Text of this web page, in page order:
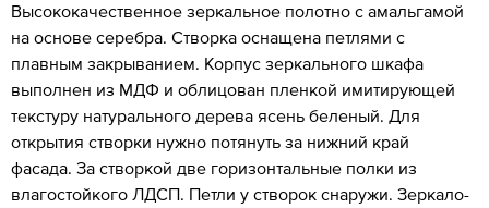
Высококачественное зеркальное полотно с амальгамой
на основе серебра. Створка оснащена петлями с
плавным закрыванием. Корпус зеркального шкафа
выполнен из МДФ и облицован пленкой имитирующей
текстуру натурального дерева ясень беленый. Для
открытия створки нужно потянуть за нижний край
фасада. За створкой две горизонтальные полки из
влагостойкого ЛДСП. Петли у створок снаружи. Зеркало-